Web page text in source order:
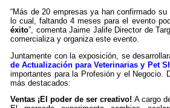
“Más de 20 empresas ya han confirmado
lo cual, faltando 4 meses para el evento
éxito”, comenta Jaime Jalife Director de
comercializa y organiza este evento.
Juntamente con la exposición, se
de Actualización para Veterinarias y Pet
importantes para la Profesión y el Negocio.
más destacados:
Ventas ¡El poder de ser creativo! A cargo